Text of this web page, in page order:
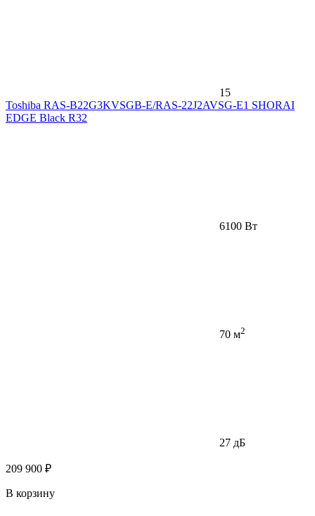
15
Toshiba RAS-B22G3KVSGB-E/RAS-22J2AVSG-E1 SHORAI
EDGE Black R32
6100 Вт
70 м2
27 дБ
209 900 ₽
В корзину